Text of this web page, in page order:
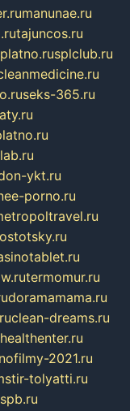
manunae.ru
tajuncos.ru
splclub.ru
seks-365.ru
ykt.ru
porno.ru
termomur.ru
doramamama.ru
clean-dreams.ru
healthenter.ru
2021.ru
tolyatti.ru